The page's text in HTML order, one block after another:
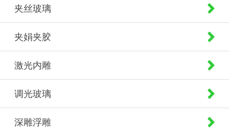
夹丝玻璃
夹娟夹胶
激光内雕
调光玻璃
深雕浮雕